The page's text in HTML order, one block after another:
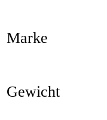
Marke
Gewicht